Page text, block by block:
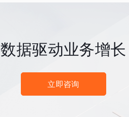
数据驱动业务增长
立即咨询